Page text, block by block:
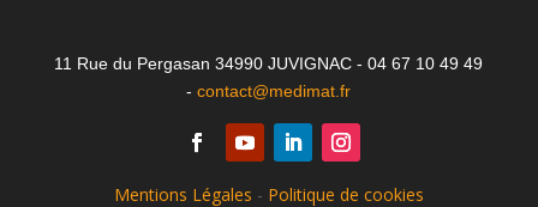
11 Rue du Pergasan 34990 JUVIGNAC - 04 67 10 49 49
-contact@medimat.fr
Mentions Légales - Politique de cookies